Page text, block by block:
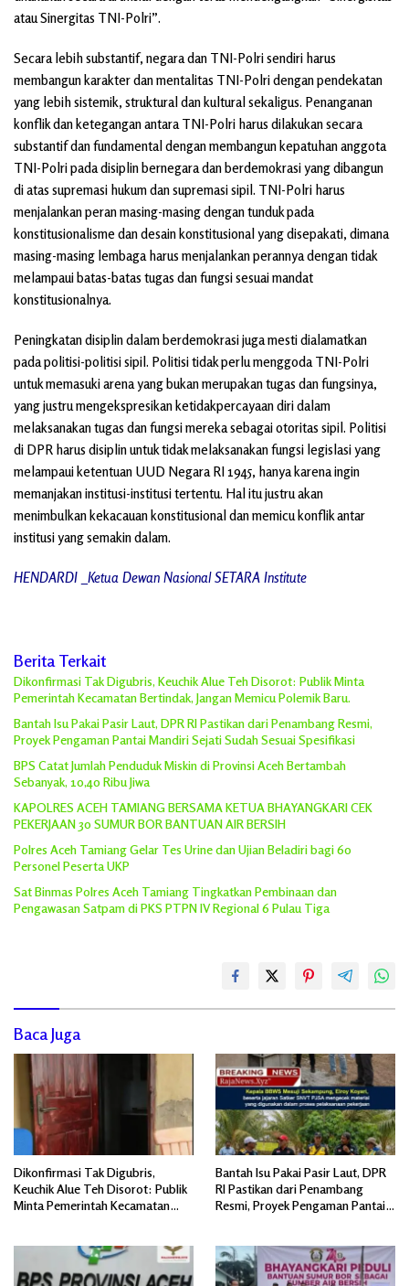
atau Sinergitas TNI-Polri”.
Secara lebih substantif, negara dan TNI-Polri sendiri harus
membangun karakter dan mentalitas TNI-Polri dengan pendekatan
yang lebih sistemik, struktural dan kultural sekaligus. Penanganan
konflik dan ketegangan antara TNI-Polri harus dilakukan secara
substantif dan fundamental dengan membangun kepatuhan anggota
TNI-Polri pada disiplin bernegara dan berdemokrasi yang dibangun
di atas supremasi hukum dan supremasi sipil. TNI-Polri harus
menjalankan peran masing-masing dengan tunduk pada
konstitusionalisme dan desain konstitusional yang disepakati, dimana
masing-masing lembaga harus menjalankan perannya dengan tidak
melampaui batas-batas tugas dan fungsi sesuai mandat
konstitusionalnya.
Peningkatan disiplin dalam berdemokrasi juga mesti dialamatkan
pada politisi-politisi sipil. Politisi tidak perlu menggoda TNI-Polri
untuk memasuki arena yang bukan merupakan tugas dan fungsinya,
yang justru mengekspresikan ketidakpercayaan diri dalam
melaksanakan tugas dan fungsi mereka sebagai otoritas sipil. Politisi
di DPR harus disiplin untuk tidak melaksanakan fungsi legislasi yang
melampaui ketentuan UUD Negara RI 1945, hanya karena ingin
memanjakan institusi-institusi tertentu. Hal itu justru akan
menimbulkan kekacauan konstitusional dan memicu konflik antar
institusi yang semakin dalam.
HENDARDI _Ketua Dewan Nasional SETARA Institute
Berita Terkait
Dikonfirmasi Tak Digubris, Keuchik Alue Teh Disorot: Publik Minta
Pemerintah Kecamatan Bertindak, Jangan Memicu Polemik Baru.
Bantah Isu Pakai Pasir Laut, DPR RI Pastikan dari Penambang Resmi,
Proyek Pengaman Pantai Mandiri Sejati Sudah Sesuai Spesifikasi
BPS Catat Jumlah Penduduk Miskin di Provinsi Aceh Bertambah
Sebanyak, 10,40 Ribu Jiwa
KAPOLRES ACEH TAMIANG BERSAMA KETUA BHAYANGKARI CEK
PEKERJAAN 30 SUMUR BOR BANTUAN AIR BERSIH
Polres Aceh Tamiang Gelar Tes Urine dan Ujian Beladiri bagi 60
Personel Peserta UKP
Sat Binmas Polres Aceh Tamiang Tingkatkan Pembinaan dan
Pengawasan Satpam di PKS PTPN IV Regional 6 Pulau Tiga
Baca Juga
Dikonfirmasi Tak Digubris,
Keuchik Alue Teh Disorot: Publik
Minta Pemerintah Kecamatan
Bantah Isu Pakai Pasir Laut, DPR
RI Pastikan dari Penambang
Resmi, Proyek Pengaman Pantai